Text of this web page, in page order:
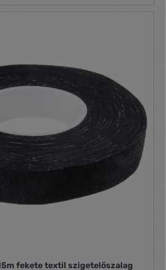
fekete textil szigetelőszalag